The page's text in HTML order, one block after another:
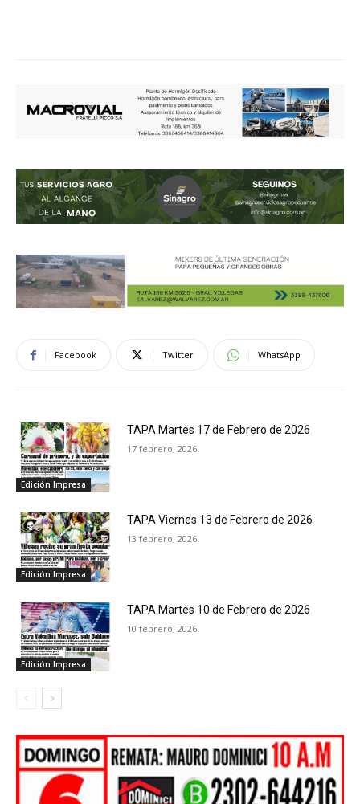
Facebook Twitter WhatsApp
Edición Impresa
TAPA Martes 17 de Febrero de 2026
17 febrero, 2026
Edición Impresa
TAPA Viernes 13 de Febrero de 2026
13 febrero, 2026
Edición Impresa
TAPA Martes 10 de Febrero de 2026
10 febrero, 2026